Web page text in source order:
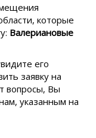
которые
Валериановые
его
заявку на
вопросы, Вы
указанным на